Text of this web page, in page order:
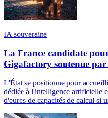
IA souveraine
La France candidate
Gigafactory soutenue
L'État se positionne pour
dédiée à l'intelligence artificielle
d'euros de capacités de calcul si